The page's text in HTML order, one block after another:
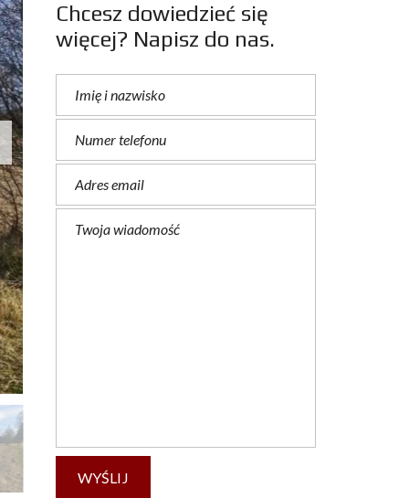
Chcesz dowiedzieć się
więcej? Napisz do nas.